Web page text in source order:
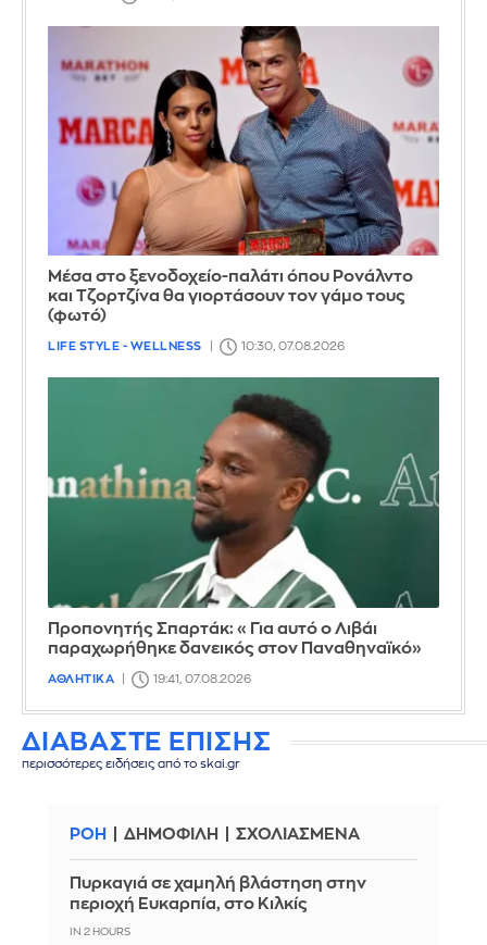
Μέσα στο ξενοδοχείο-παλάτι όπου Ρονάλντο
και Τζορτζίνα θα γιορτάσουν τον γάμο τους
(φωτό)
LIFE STYLE - WELLNESS 10:30, 07.08.2026
Προπονητής Σπαρτάκ: «Για αυτό ο Λιβάι
παραχωρήθηκε δανεικός στον Παναθηναϊκό»
ΑΘΛΗΤΙΚΑ 19:41, 07.08.2026
ΔΙΑΒΑΣΤΕ ΕΠΙΣΗΣ
περισσότερες ειδήσεις από το skai.gr
ΡΟΗ ΔΗΜΟΦΙΛΗ ΣΧΟΛΙΑΣΜΕΝΑ
Πυρκαγιά σε χαμηλή βλάστηση στην
περιοχή Ευκαρπία, στο Κιλκίς
IN 2 HOURS